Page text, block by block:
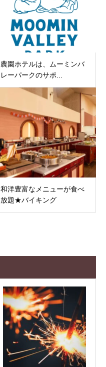
農園ホテルは、ムーミンバ
レーパークのサポ...
和洋豊富なメニューが食べ
放題★バイキング